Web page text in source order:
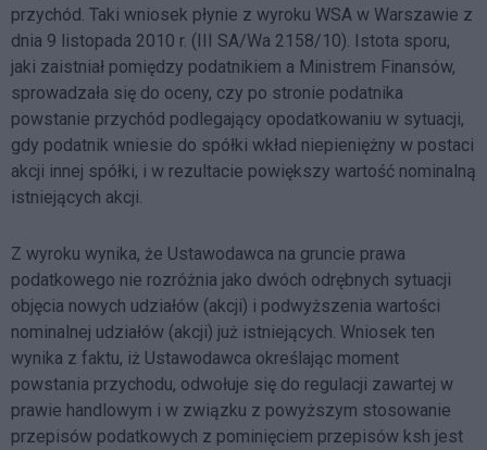
przychód. Taki wniosek płynie z wyroku WSA w Warszawie z
dnia 9 listopada 2010 r. (III SA/Wa 2158/10). Istota sporu,
jaki zaistniał pomiędzy podatnikiem a Ministrem Finansów,
sprowadzała się do oceny, czy po stronie podatnika
powstanie przychód podlegający opodatkowaniu w sytuacji,
gdy podatnik wniesie do spółki wkład niepieniężny w postaci
akcji innej spółki, i w rezultacie powiększy wartość nominalną
istniejących akcji.
Z wyroku wynika, że Ustawodawca na gruncie prawa
podatkowego nie rozróżnia jako dwóch odrębnych sytuacji
objęcia nowych udziałów (akcji) i podwyższenia wartości
nominalnej udziałów (akcji) już istniejących. Wniosek ten
wynika z faktu, iż Ustawodawca określając moment
powstania przychodu, odwołuje się do regulacji zawartej w
prawie handlowym i w związku z powyższym stosowanie
przepisów podatkowych z pominięciem przepisów ksh jest